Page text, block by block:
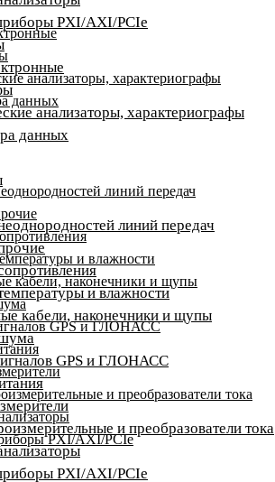
анализаторы, характериографы
данных
линий передач
и влажности
кабели, наконечники и щупы
GPS и ГЛОНАСС
и преобразователи тока
PXI/AXI/PCIe
PXI/AXI/PCIe
анализаторы, характериографы
данных
линий передач
и влажности
кабели, наконечники и щупы
GPS и ГЛОНАСС
и преобразователи тока
PXI/AXI/PCIe